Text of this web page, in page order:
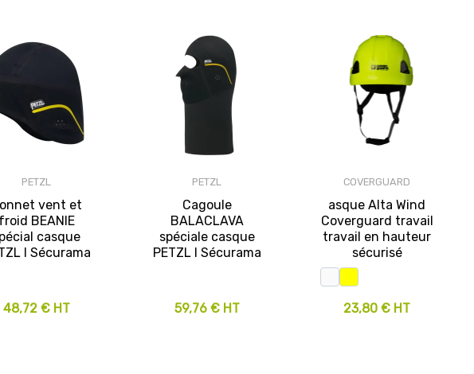
PETZL
vent et
BEANIE
casque
I Sécurama
48,72 € HT
PETZL
Cagoule
BALACLAVA
spéciale casque
PETZL I Sécurama
59,76 € HT
COVERGUARD
asque Alta Wind
Coverguard travail
travail en hauteur
sécurisé
23,80 € HT